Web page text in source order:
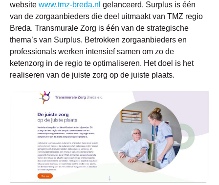
website www.tmz-breda.nl gelanceerd. Surplus is één
van de zorgaanbieders die deel uitmaakt van TMZ regio
Breda. Transmurale Zorg is één van de strategische
thema’s van Surplus. Betrokken zorgaanbieders en
professionals werken intensief samen om zo de
ketenzorg in de regio te optimaliseren. Het doel is het
realiseren van de juiste zorg op de juiste plaats.